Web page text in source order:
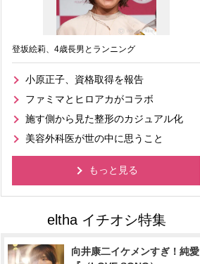
登坂絵莉、4歳長男とランニング
小原正子、資格取得を報告
ファミマとヒロアカがコラボ
施す側から見た整形のカジュアル化
美容外科医が世の中に思うこと
もっと見る
向井康二イケメンすぎ！純愛